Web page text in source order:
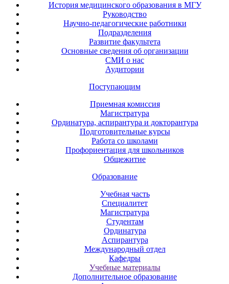
История медицинского образования в МГУ
Руководство
Научно-педагогические работники
Подразделения
Развитие факультета
Основные сведения об организации
СМИ о нас
Аудитории
Поступающим
Приемная комиссия
Магистратура
Ординатура, аспирантура и докторантура
Подготовительные курсы
Работа со школами
Профориентация для школьников
Общежитие
Образование
Учебная часть
Специалитет
Магистратура
Студентам
Ординатура
Аспирантура
Международный отдел
Кафедры
Учебные материалы
Дополнительное образование